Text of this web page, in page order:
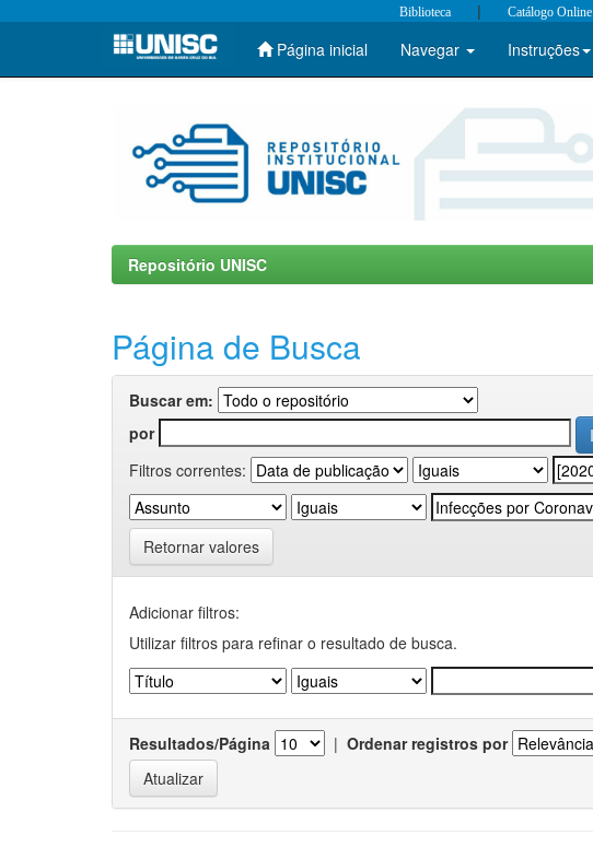
Skip
Biblioteca | Catálogo Online
Página inicial Navegar Instruções
Repositório UNISC
Página de Busca
Buscar em:
por
Filtros correntes:
Retornar valores
Adicionar filtros:
Utilizar filtros para refinar o resultado de busca.
Resultados/Página | Ordenar registros por